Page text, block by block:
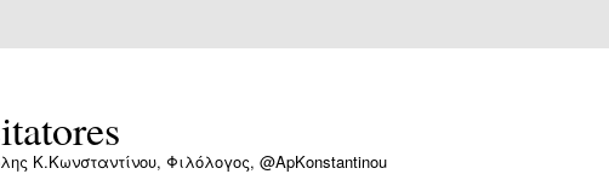
Κ.Κωνσταντίνου, Φιλόλογος, @ApKonstantinou